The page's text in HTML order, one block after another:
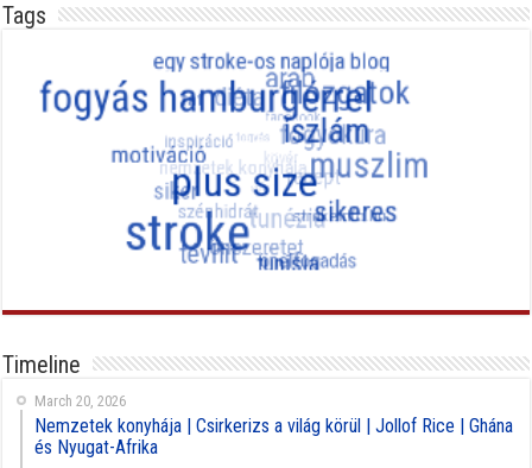
Tags
Timeline
March 20, 2026
Nemzetek konyhája | Csirkerizs a világ körül | Jollof Rice | Ghána
és Nyugat-Afrika